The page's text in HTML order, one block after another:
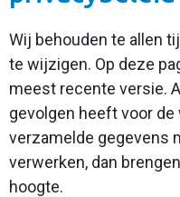
Wij behouden te allen
te wijzigen. Op deze
meest recente versie.
gevolgen heeft voor
verzamelde gegevens
verwerken, dan
hoogte.